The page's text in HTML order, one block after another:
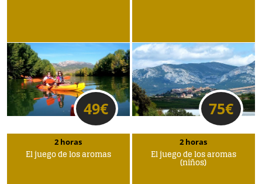
49€ 75€
2 horas
El juego de los aromas
2 horas
El juego de los aromas
(niños)